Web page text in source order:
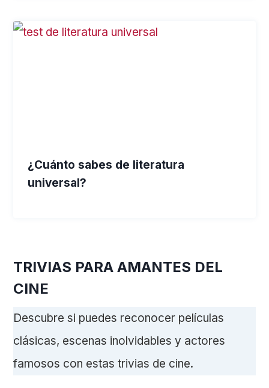
¿Cuánto sabes de literatura
universal?
TRIVIAS PARA AMANTES DEL
CINE
Descubre si puedes reconocer películas
clásicas, escenas inolvidables y actores
famosos con estas trivias de cine.